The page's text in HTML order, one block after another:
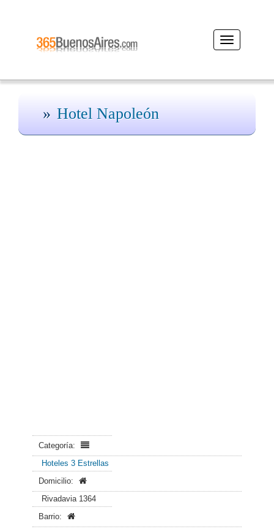
Desplegar
navegación
Hotel Napoleón
Categoría:
Hoteles 3 Estrellas
Domicilio:
Rivadavia 1364
Barrio: